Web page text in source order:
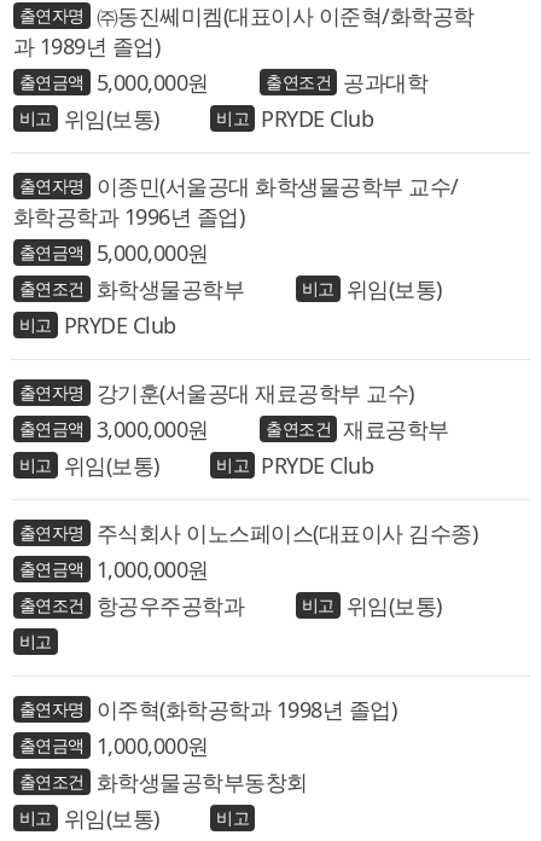
㈜동진쎄미켐(대표이사 이준혁/화학공학
과 1989년 졸업)
5,000,000
공과대학
위임(보통)
PRYDE Club
이종민(서울공대 화학생물공학부 교수/
화학공학과 1996년 졸업)
5,000,000
화학생물공학부
위임(보통)
PRYDE Club
강기훈(서울공대 재료공학부 교수)
3,000,000
재료공학부
위임(보통)
PRYDE Club
주식회사 이노스페이스(대표이사 김수종)
1,000,000
항공우주공학과
위임(보통)
이주혁(화학공학과 1998년 졸업)
1,000,000
화학생물공학부동창회
위임(보통)